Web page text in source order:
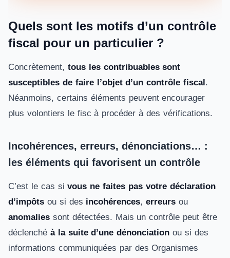
Quels sont les motifs d’un contrôle
fiscal pour un particulier ?
Concrètement, tous les contribuables sont
susceptibles de faire l’objet d’un contrôle fiscal.
Néanmoins, certains éléments peuvent encourager
plus volontiers le fisc à procéder à des vérifications.
Incohérences, erreurs, dénonciations… :
les éléments qui favorisent un contrôle
C’est le cas sivous ne faites pas votre déclaration
d’impôts ou si des incohérences,erreurs ou
anomalies sont détectées. Mais un contrôle peut être
déclenché à la suite d’une dénonciation ou si des
informations communiquées par des Organismes